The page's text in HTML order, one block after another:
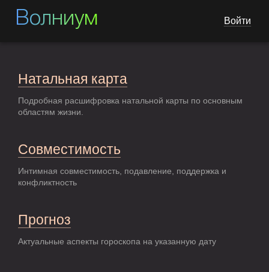
Волниум Войти
Натальная карта
Подробная расшифровка натальной карты по основным
областям жизни.
Совместимость
Интимная совместимость, подавление, поддержка и
конфликтность
Прогноз
Актуальные аспекты гороскопа на указанную дату